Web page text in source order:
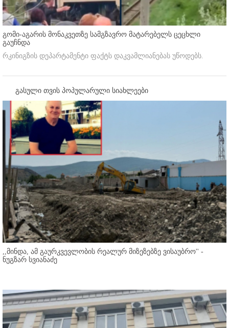
გომი-აგარის მონაკვეთზე სამგზავრო მატარებელს ცეცხლი
გაუჩნდა
რკინიგზის დეპარტამენტი ფაქტს დაკვამლიანებას უწოდებს.
გასული თვის პოპულარული სიახლეები
,,მინდა, ამ გაურკვევლობის რეალურ მიზეზებზე ვისაუბრო'' -
ნუგზარ სვიანაძე